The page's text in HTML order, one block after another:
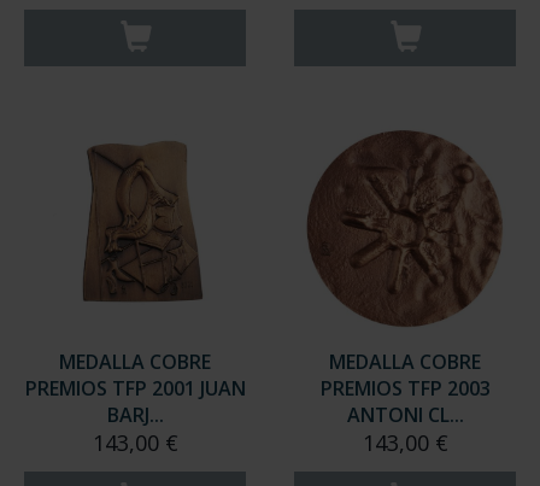
MEDALLA COBRE
PREMIOS TFP 2001 JUAN
BARJ...
143,00 €
MEDALLA COBRE
PREMIOS TFP 2003
ANTONI CL...
143,00 €